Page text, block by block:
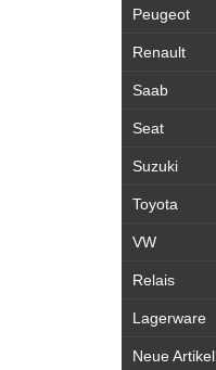
Peugeot
Renault
Saab
Seat
Suzuki
Toyota
VW
Relais
Lagerware
Neue Artikel